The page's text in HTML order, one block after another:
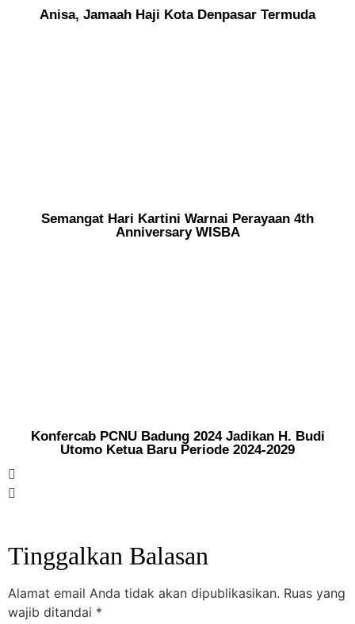
Anisa, Jamaah Haji Kota Denpasar Termuda
Semangat Hari Kartini Warnai Perayaan 4th
Anniversary WISBA
Konfercab PCNU Badung 2024 Jadikan H. Budi
Utomo Ketua Baru Periode 2024-2029
Tinggalkan Balasan
Alamat email Anda tidak akan dipublikasikan. Ruas yang
wajib ditandai *